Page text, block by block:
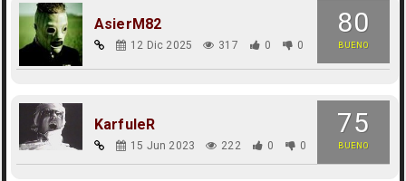
80
BUENO
AsierM82
12 Dic 2025 317 0 0
75
BUENO
KarfuleR
15 Jun 2023 222 0 0